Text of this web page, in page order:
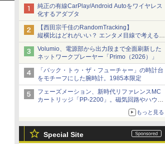
純正の有線CarPlay/Android Autoをワイヤレス
化するアダプタ
【西田宗千佳のRandomTracking】
縦横比はどれがいい？ エンタメ目線で考える、
サムスン新「Galaxy Z Fold」
Volumio、電源部から出力段まで全面刷新した
ネットワークプレーヤー「Primo（2026）」
「バック・トゥ・ザ・フューチャー」の時計台
をモチーフにした腕時計。1985本限定
フェーズメーション、新時代リファレンスMC
カートリッジ「PP-2200」。磁気回路やハウジ
もっと見る
Special Site